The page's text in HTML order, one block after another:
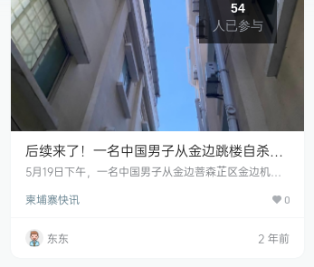
54
人已参与
后续来了！一名中国男子从金边跳楼自杀，
知情人透露该男子曾割喉求死！
5月19日下午，一名中国男子从金边菩森芷区金边机场
认，死者是中国公民，34岁，名叫 FENG YUYI ，持合
店住过一次，然后就离开了。直到5月18日，他再次来
到酒店住宿，脖子上有割伤的痕迹。 同一名知情人说，
柬埔寨快讯 0
东东 2 年前